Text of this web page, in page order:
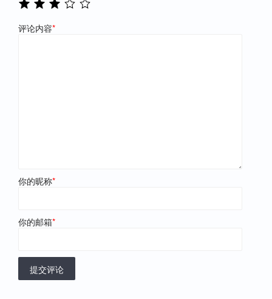
评论内容*
你的昵称*
你的邮箱*
提交评论